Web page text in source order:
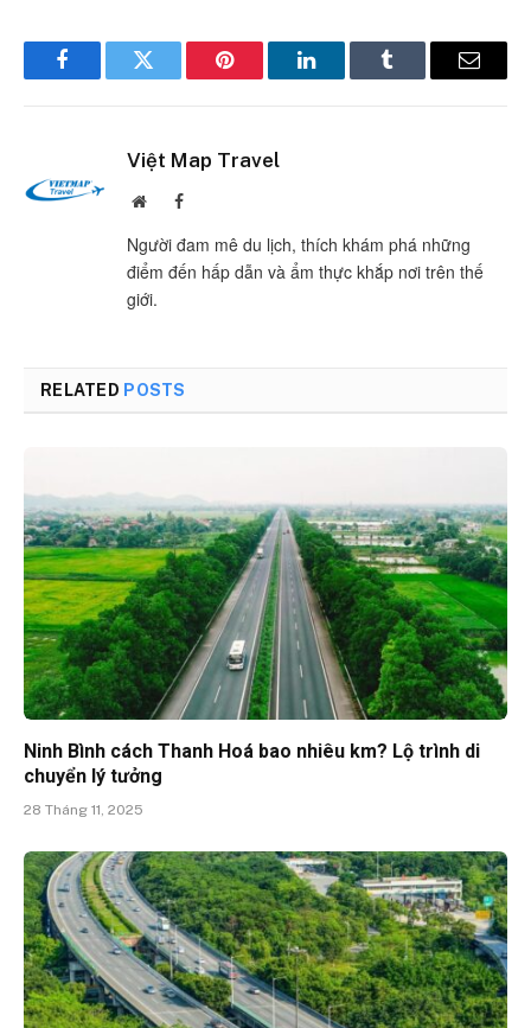
FacebookTwitter Pinterest LinkedInTumblr Email
Việt Map Travel
WebsiteFacebook
Người đam mê du lịch, thích khám phá những
điểm đến hấp dẫn và ẩm thực khắp nơi trên thế
giới.
RELATED POSTS
Ninh Bình cách Thanh Hoá bao nhiêu km? Lộ trình di
chuyển lý tưởng
28 Tháng 11, 2025